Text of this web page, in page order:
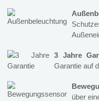
3 Jahre
Garantie auf
über